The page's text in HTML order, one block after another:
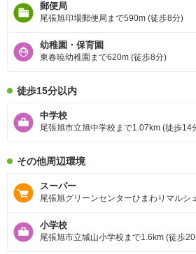
郵便局
尾張旭印場郵便局まで590m (徒歩8分)
幼稚園・保育園
東春暁幼稚園まで620m (徒歩8分)
徒歩15分以内
中学校
尾張旭市立旭中学校まで1.07km (徒歩14
その他周辺環境
スーパー
尾張旭グリーンセンターひまわりマルシ
小学校
尾張旭市立城山小学校まで1.6km (徒歩